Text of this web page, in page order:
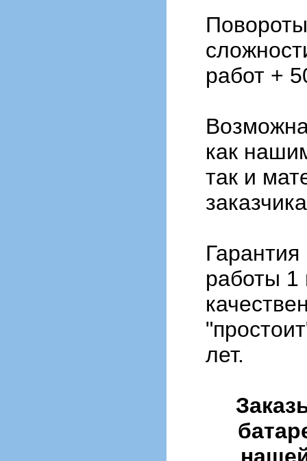
работ +
как
так и
работы 1
лет.